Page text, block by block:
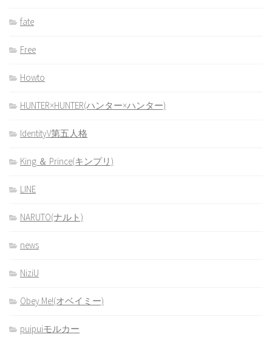
fate
Free
Howto
HUNTER×HUNTER(ハンター×ハンター)
IdentityV第五人格
King ＆ Prince(キンプリ)
LINE
NARUTO(ナルト)
news
NiziU
Obey Me!(オベイミー)
puipuiモルカー